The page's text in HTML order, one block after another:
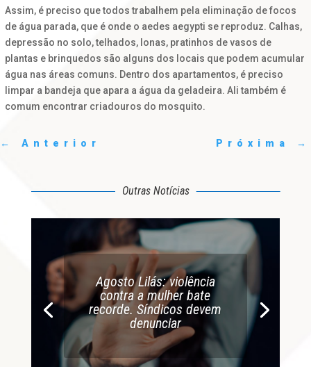
Assim, é preciso que todos trabalhem pela eliminação de focos
de água parada, que é onde o aedes aegypti se reproduz. Calhas,
depressão no solo, telhados, lonas, pratinhos de vasos de
plantas e brinquedos são alguns dos locais que podem acumular
água nas áreas comuns. Dentro dos apartamentos, é preciso
limpar a bandeja que apara a água da geladeira. Ali também é
comum encontrar criadouros do mosquito.
← Anterior Próxima →
Outras Notícias
Agosto Lilás: violência
contra a mulher bate
recorde. Síndicos devem
denunciar